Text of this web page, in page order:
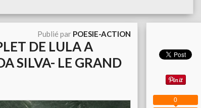
Publié par POESIE-ACTION
DE LULA A
SILVA- LE GRAND
0